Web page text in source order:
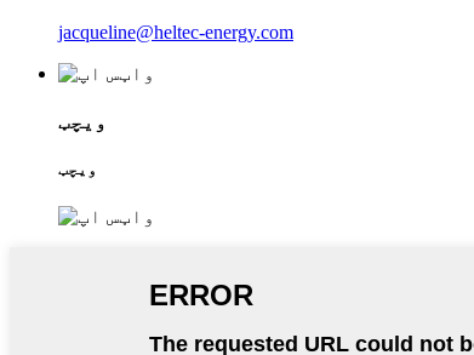
jacqueline@heltec-energy.com
ویچټ
ویچټ